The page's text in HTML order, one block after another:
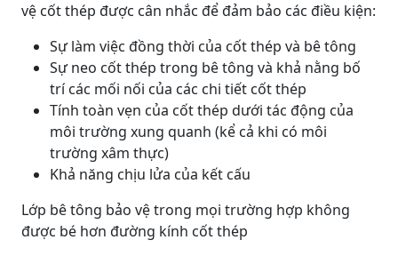
vệ cốt thép được cân nhắc để đảm bảo các điều kiện:
Sự làm việc đồng thời của cốt thép và bê tông
Sự neo cốt thép trong bê tông và khả nằng bố
trí các mối nối của các chi tiết cốt thép
Tính toàn vẹn của cốt thép dưới tác động của
môi trường xung quanh (kể cả khi có môi
trường xâm thực)
Khả năng chịu lửa của kết cấu
Lớp bê tông bảo vệ trong mọi trường hợp không
được bé hơn đường kính cốt thép